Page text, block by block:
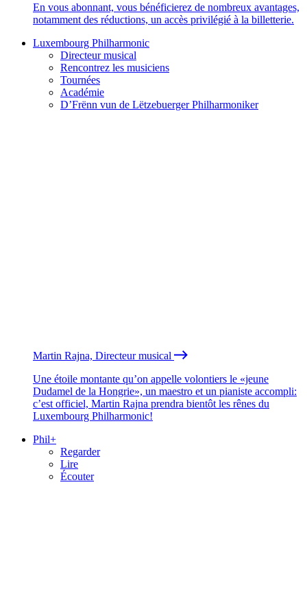
En vous abonnant, vous bénéficierez de nombreux avantages,
notamment des réductions, un accès privilégié à la billetterie.
Luxembourg Philharmonic
Directeur musical
Rencontrez les musiciens
Tournées
Académie
D’Frënn vun de Lëtzebuerger Philharmoniker
Martin Rajna, Directeur musical
Une étoile montante qu’on appelle volontiers le «jeune
Dudamel de la Hongrie», un maestro et un pianiste accompli:
c’est officiel, Martin Rajna prendra bientôt les rênes du
Luxembourg Philharmonic!
Phil+
Regarder
Lire
Écouter